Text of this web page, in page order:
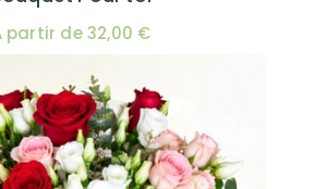
partir de 32,00 €